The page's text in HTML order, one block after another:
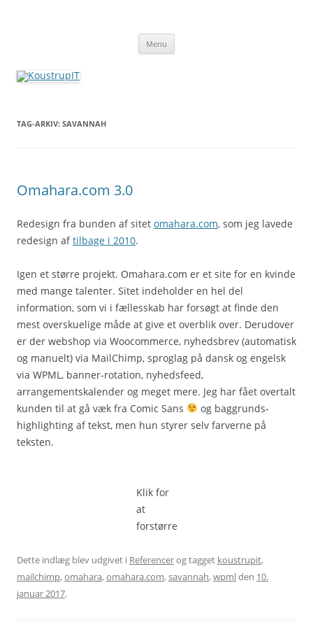
Menu
TAG-ARKIV: SAVANNAH
Omahara.com 3.0
Redesign fra bunden af sitet omahara.com, som jeg lavede
redesign aftilbage i 2010.
Igen et større projekt. Omahara.com er et site for en kvinde
med mange talenter. Sitet indeholder en hel del
information, som vi i fællesskab har forsøgt at finde den
mest overskuelige måde at give et overblik over. Derudover
er der webshop via Woocommerce, nyhedsbrev (automatisk
og manuelt) via MailChimp, sproglag på dansk og engelsk
via WPML, banner-rotation, nyhedsfeed,
arrangementskalender og meget mere. Jeg har fået overtalt
kunden til at gå væk fra Comic Sans
og baggrunds-
highlighting af tekst, men hun styrer selv farverne på
teksten.
Klik for
at
forstørre
Dette indlæg blev udgivet i Referencerog tagget koustrupit,
mailchimp,omahara,omahara.com,savannah,wpmlden 10.
januar 2017.